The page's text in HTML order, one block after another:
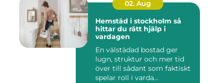
02. Aug
Hemstäd i stockholm så
hittar du rätt hjälp i
vardagen
En välstädad bostad ger
lugn, struktur och mer tid
över till sådant som faktiskt
spelar roll i varda...